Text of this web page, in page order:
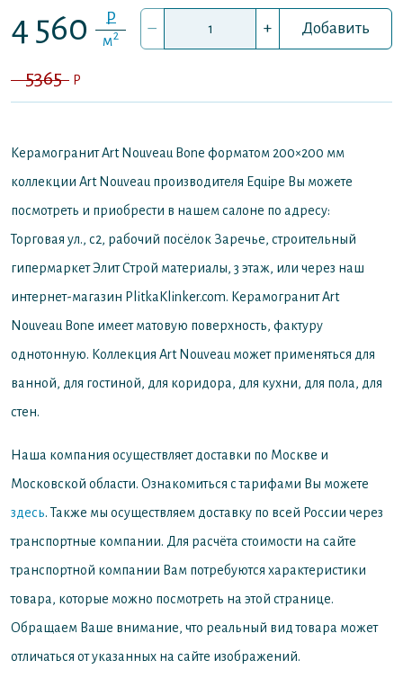
4 560 P
м2 – + Добавить
5365 P
Керамогранит Art Nouveau Bone форматом 200×200 мм
коллекции Art Nouveau производителя Equipe Вы можете
посмотреть и приобрести в нашем салоне по адресу:
Торговая ул., с2, рабочий посёлок Заречье, строительный
гипермаркет Элит Строй материалы, 3 этаж, или через наш
интернет-магазин PlitkaKlinker.com. Керамогранит Art
Nouveau Bone имеет матовую поверхность, фактуру
однотонную. Коллекция Art Nouveau может применяться для
ванной, для гостиной, для коридора, для кухни, для пола, для
стен.
Наша компания осуществляет доставки по Москве и
Московской области. Ознакомиться с тарифами Вы можете
здесь. Также мы осуществляем доставку по всей России через
транспортные компании. Для расчёта стоимости на сайте
транспортной компании Вам потребуются характеристики
товара, которые можно посмотреть на этой странице.
Обращаем Ваше внимание, что реальный вид товара может
отличаться от указанных на сайте изображений.